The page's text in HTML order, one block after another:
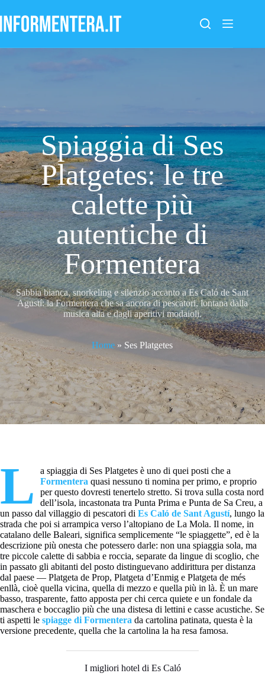
al
contenuto
Spiaggia di Ses
Platgetes: le tre
calette più
autentiche di
Formentera
Sabbia bianca, snorkeling e silenzio accanto a Es Caló de Sant
Agustí: la Formentera che sa ancora di pescatori, lontana dalla
musica alta e dagli aperitivi modaioli.
Home » Ses Platgetes
L
a spiaggia di Ses Platgetes è uno di quei posti che a
Formentera quasi nessuno ti nomina per primo, e proprio
per questo dovresti tenertelo stretto. Si trova sulla costa nord
dell’isola, incastonata tra Punta Prima e Punta de Sa Creu, a
un passo dal villaggio di pescatori di Es Caló de Sant Agustí, lungo la
strada che poi si arrampica verso l’altopiano de La Mola. Il nome, in
catalano delle Baleari, significa semplicemente “le spiaggette”, ed è la
descrizione più onesta che potessero darle: non una spiaggia sola, ma
tre piccole calette di sabbia e roccia, separate da lingue di scoglio, che
in passato gli abitanti del posto distinguevano addirittura per distanza
dal paese — Platgeta de Prop, Platgeta d’Enmig e Platgeta de més
enllà, cioè quella vicina, quella di mezzo e quella più in là. È un mare
basso, trasparente, fatto apposta per chi cerca quiete e un fondale da
maschera e boccaglio più che una distesa di lettini e casse acustiche. Se
ti aspetti le spiagge di Formentera da cartolina patinata, questa è la
versione precedente, quella che la cartolina la ha resa famosa.
I migliori hotel di Es Caló